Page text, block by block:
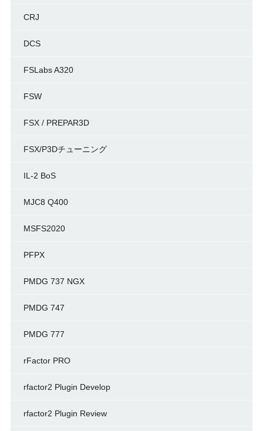
CRJ
DCS
FSLabs A320
FSW
FSX / PREPAR3D
FSX/P3Dチューニング
IL-2 BoS
MJC8 Q400
MSFS2020
PFPX
PMDG 737 NGX
PMDG 747
PMDG 777
rFactor PRO
rfactor2 Plugin Develop
rfactor2 Plugin Review